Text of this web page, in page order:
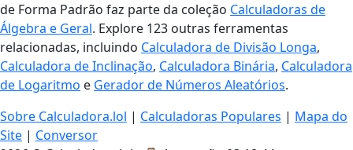
de Forma Padrão faz parte da coleção Calculadoras de
Álgebra e Geral. Explore 123 outras ferramentas
relacionadas, incluindo Calculadora de Divisão Longa,
Calculadora de Inclinação, Calculadora Binária, Calculadora
de Logaritmo e Gerador de Números Aleatórios.
Sobre Calculadora.lol | Calculadoras Populares | Mapa do
Site | Conversor